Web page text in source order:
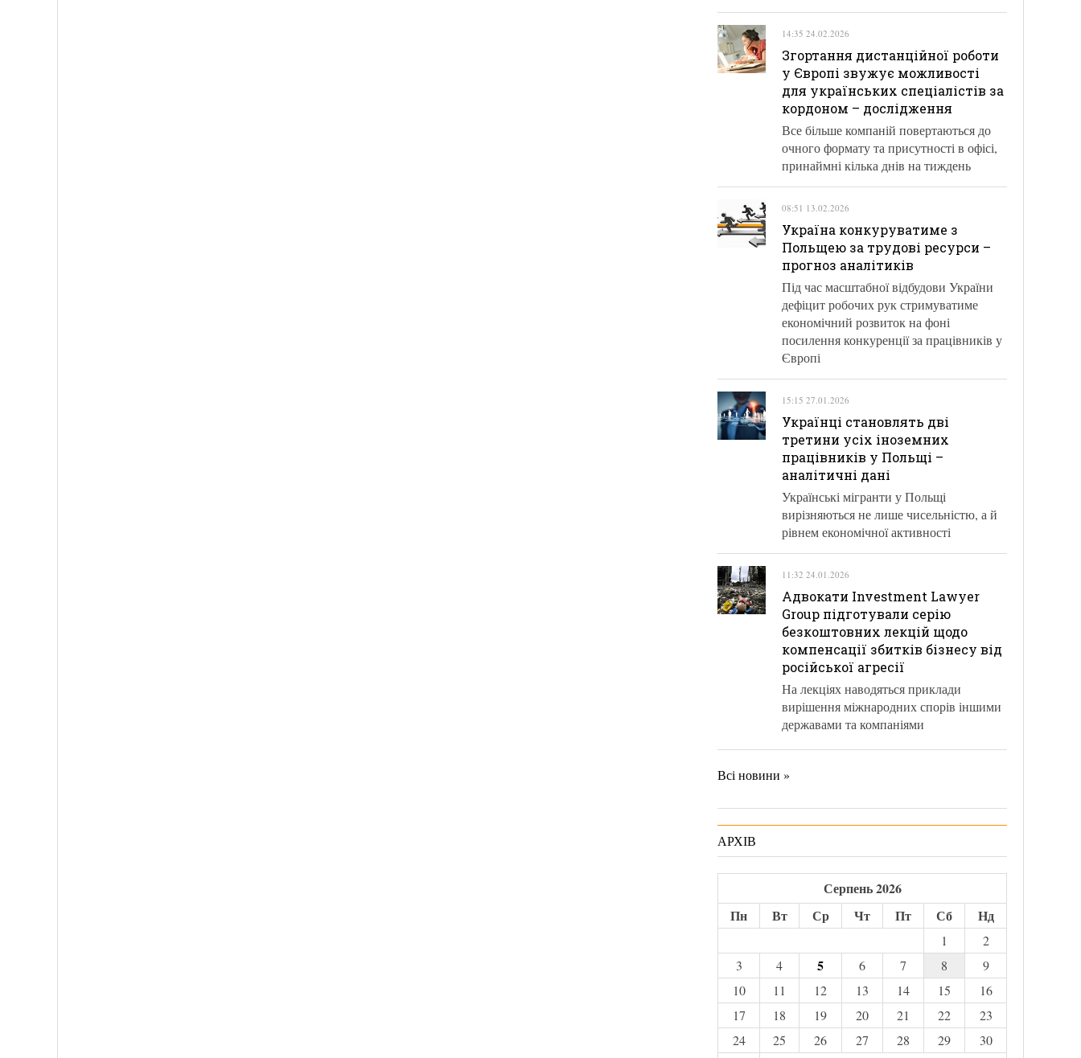
14:35 24.02.2026
Згортання дистанційної роботи
у Європі звужує можливості
для українських спеціалістів за
кордоном – дослідження
Все більше компаній повертаються до
очного формату та присутності в офісі,
принаймні кілька днів на тиждень
08:51 13.02.2026
Україна конкуруватиме з
Польщею за трудові ресурси –
прогноз аналітиків
Під час масштабної відбудови України
дефіцит робочих рук стримуватиме
економічний розвиток на фоні
посилення конкуренції за працівників у
Європі
15:15 27.01.2026
Українці становлять дві
третини усіх іноземних
працівників у Польщі –
аналітичні дані
Українські мігранти у Польщі
вирізняються не лише чисельністю, а й
рівнем економічної активності
11:32 24.01.2026
Адвокати Investment Lawyer
Group підготували серію
безкоштовних лекцій щодо
компенсації збитків бізнесу від
російської агресії
На лекціях наводяться приклади
вирішення міжнародних спорів іншими
державами та компаніями
Всі новини »
АРХІВ
Серпень 2026
Пн
Вт Ср Чт Пт Сб Нд
1
2
3
4 5 6 7 8
9
10
11 12 13 14 15
16
17
18 19 20 21 22
23
24
25 26 27 28 29
30